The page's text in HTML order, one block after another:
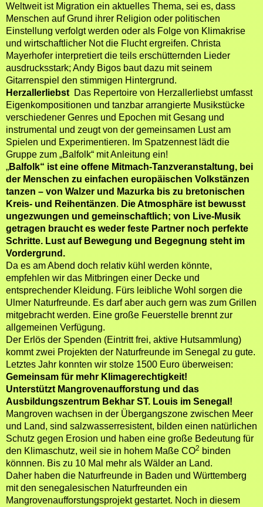
Weltweit ist Migration ein aktuelles Thema, sei es, dass
Menschen auf Grund ihrer Religion oder politischen
Einstellung verfolgt werden oder als Folge von Klimakrise
und wirtschaftlicher Not die Flucht ergreifen. Christa
Mayerhofer interpretiert die teils erschütternden Lieder
ausdrucksstark; Andy Bigos baut dazu mit seinem
Gitarrenspiel den stimmigen Hintergrund.
Herzallerliebst Das Repertoire von Herzallerliebst umfasst
Eigenkompositionen und tanzbar arrangierte Musikstücke
verschiedener Genres und Epochen mit Gesang und
instrumental und zeugt von der gemeinsamen Lust am
Spielen und Experimentieren. Im Spatzennest lädt die
Gruppe zum „Balfolk“ mit Anleitung ein!
„Balfolk“ ist eine offene Mitmach‑Tanzveranstaltung, bei
der Menschen zu einfachen europäischen Volkstänzen
tanzen – von Walzer und Mazurka bis zu bretonischen
Kreis‑ und Reihentänzen. Die Atmosphäre ist bewusst
ungezwungen und gemeinschaftlich; von Live‑Musik
getragen braucht es weder feste Partner noch perfekte
Schritte. Lust auf Bewegung und Begegnung steht im
Vordergrund .
Da es am Abend doch relativ kühl werden könnte,
empfehlen wir das Mitbringen einer Decke und
entsprechender Kleidung. Fürs leibliche Wohl sorgen die
Ulmer Naturfreunde. Es darf aber auch gern was zum Grillen
mitgebracht werden. Eine große Feuerstelle brennt zur
allgemeinen Verfügung.
Der Erlös der Spenden (Eintritt frei, aktive Hutsammlung)
kommt zwei Projekten der Naturfreunde im Senegal zu gute.
Letztes Jahr konnten wir stolze 1500 Euro überweisen:
Gemeinsam für mehr Klimagerechtigkeit!
Unterstützt Mangrovenaufforstung und das
Ausbildungszentrum Bekhar ST. Louis im Senegal!
Mangroven wachsen in der Übergangszone zwischen Meer
und Land, sind salzwasserresistent, bilden einen natürlichen
Schutz gegen Erosion und haben eine große Bedeutung für
den Klimaschutz, weil sie in hohem Maße CO2 binden
könnnen. Bis zu 10 Mal mehr als Wälder an Land.
Daher haben die Naturfreunde in Baden und Württemberg
mit den senegalesischen Naturfreunden ein
Mangrovenaufforstungsprojekt gestartet. Noch in diesem